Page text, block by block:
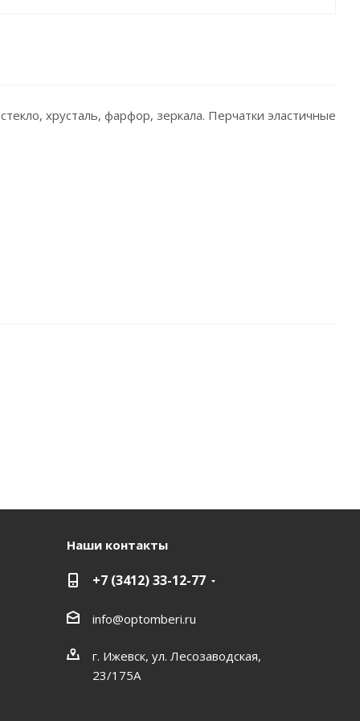
хрусталь, фарфор, зеркала. Перчатки эластичные
Наши контакты
+7 (3412) 33-12-77
info@optomberi.ru
г. Ижевск, ул. Лесозаводская,
23/175А